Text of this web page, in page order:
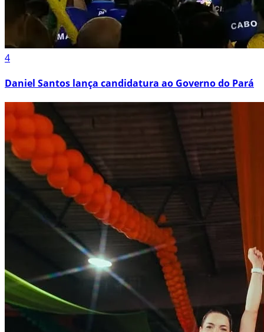
4
Daniel Santos lança candidatura ao Governo do Pará